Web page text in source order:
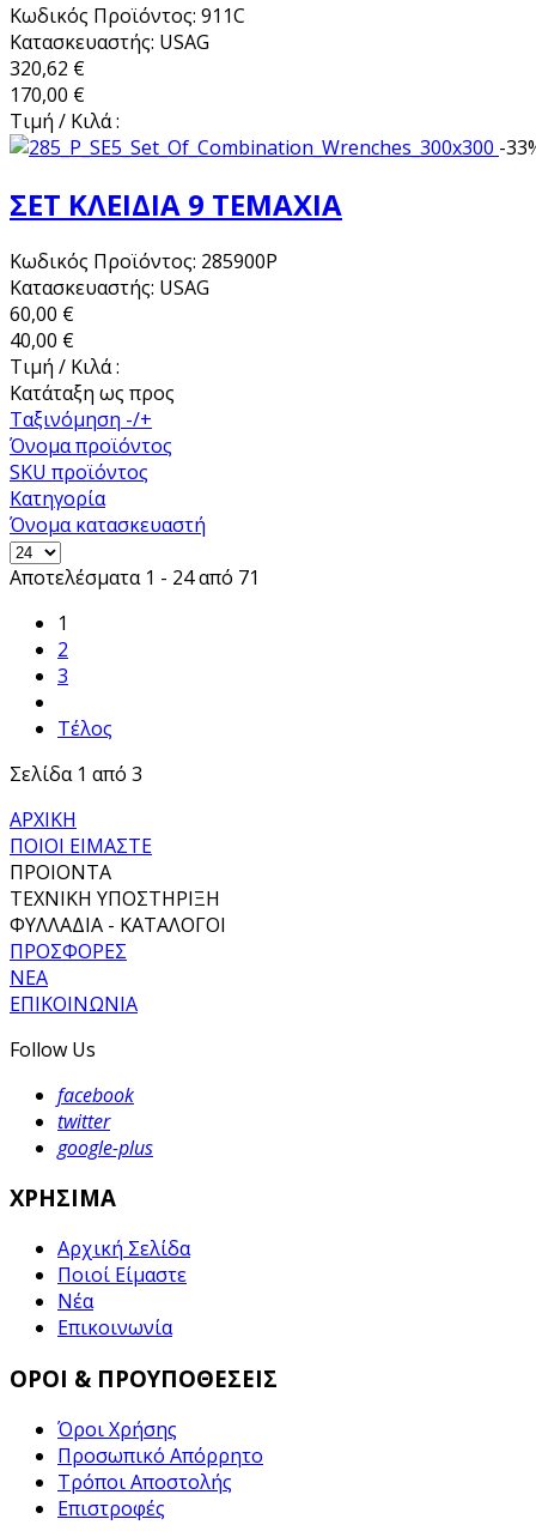
Κωδικός Προϊόντος: 911C
Κατασκευαστής: USAG
320,62 €
170,00 €
Τιμή / Κιλά :
-
ΣΕΤ ΚΛΕΙΔΙΑ 9 ΤΕΜΑΧΙΑ
Κωδικός Προϊόντος: 285900P
Κατασκευαστής: USAG
60,00 €
40,00 €
Τιμή / Κιλά :
Κατάταξη ως προς
Ταξινόμηση -/+
Όνομα προϊόντος
SKU προϊόντος
Κατηγορία
Όνομα κατασκευαστή
Αποτελέσματα 1 - 24 από 71
1
2
3
Τέλος
Σελίδα 1 από 3
ΑΡΧΙΚΗ
ΠΟΙΟΙ ΕΙΜΑΣΤΕ
ΠΡΟΙΟΝΤΑ
ΤΕΧΝΙΚΗ ΥΠΟΣΤΗΡΙΞΗ
ΦΥΛΛΑΔΙΑ - ΚΑΤΑΛΟΓΟΙ
ΠΡΟΣΦΟΡΕΣ
ΝΕΑ
ΕΠΙΚΟΙΝΩΝΙΑ
Follow Us
facebook
twitter
google-plus
ΧΡΗΣΙΜΑ
Αρχική Σελίδα
Ποιοί Είμαστε
Νέα
Επικοινωνία
ΟΡΟΙ & ΠΡΟΥΠΟΘΕΣΕΙΣ
Όροι Χρήσης
Προσωπικό Απόρρητο
Τρόποι Αποστολής
Επιστροφές